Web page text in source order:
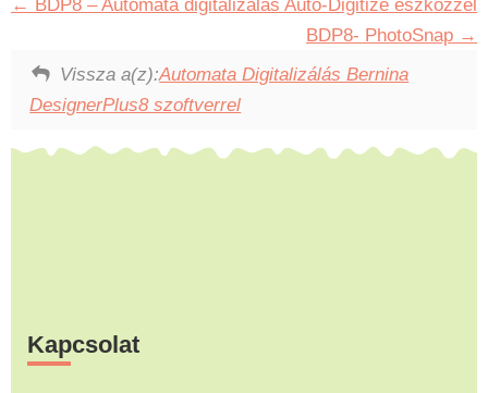
BDP8- PhotoSnap
Vissza a(z):Automata Digitalizálás Bernina
DesignerPlus8 szoftverrel
Kapcsolat